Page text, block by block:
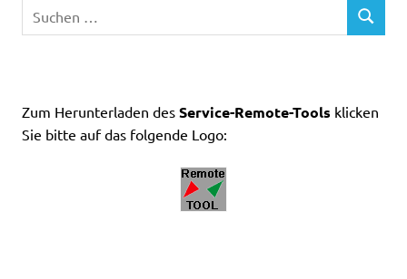
nach:
SUCHEN
Zum Herunterladen des Service-Remote-Tools klicken
Sie bitte auf das folgende Logo: